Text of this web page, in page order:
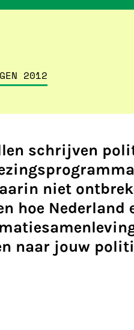
2012
schrijven
niet
hoe Nederland
naar jouw